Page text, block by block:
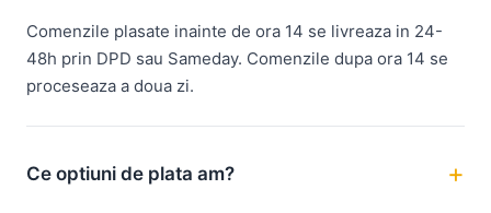
Comenzile plasate inainte de ora 14 se livreaza in 24-
48h prin DPD sau Sameday. Comenzile dupa ora 14 se
proceseaza a doua zi.
Ce optiuni de plata am?